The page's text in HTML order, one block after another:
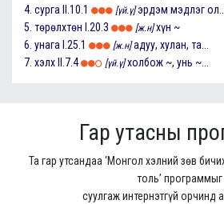
4. сурга II.10.1 [үй.ү] эрдэм мэдлэг
5. төрөлхтөн I.20.3 [ж.н] хүн ~
6. унага I.25.1 [ж.н] адуу, хулан, та...
7. хэлх II.7.4 [үй.ү] холбож ~, унь ~...
Гар утасны
Та гар утсандаа ‘Монгол хэлний зөв
толь’ программыг
суулгаж интернэтгүй орчинд